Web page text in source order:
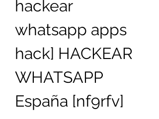
hackear
whatsapp apps
hack] HACKEAR
WHATSAPP
España [nf9rfv]